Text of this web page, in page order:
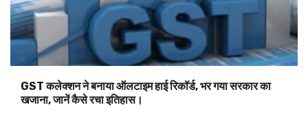
GST कलेक्शन ने बनाया ऑलटाइम हाई रिकॉर्ड, भर गया सरकार का
खजाना, जानें कैसे रचा इतिहास।